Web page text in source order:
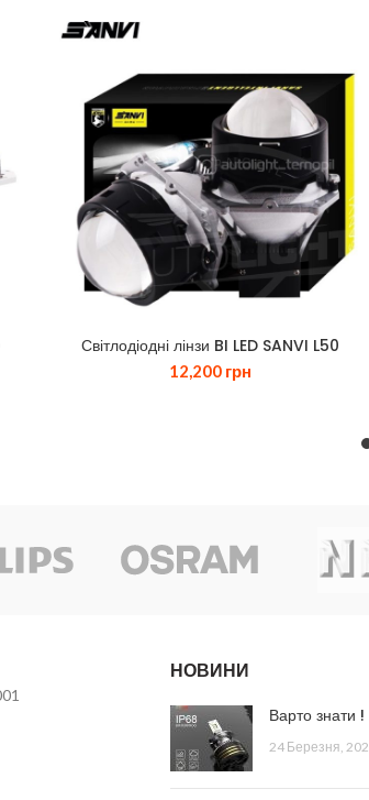
Світлодіодні лінзи BI LED SANVI L50
12,200 грн
НОВИНИ
Варто знати !
24 Березня,